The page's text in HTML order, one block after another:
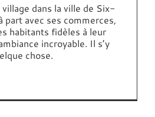
village dans la ville de Six-
part avec ses commerces,
habitants fidèles à leur
incroyable. Il s’y
chose.